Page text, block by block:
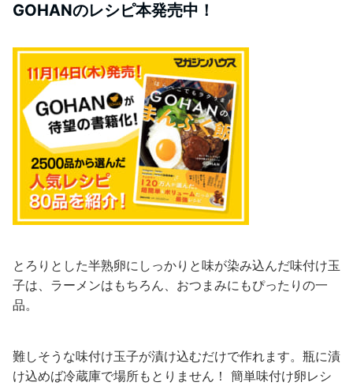
GOHANのレシピ本発売中！
とろりとした半熟卵にしっかりと味が染み込んだ味付け玉
子は、ラーメンはもちろん、おつまみにもぴったりの一
品。
難しそうな味付け玉子が漬け込むだけで作れます。瓶に漬
け込めば冷蔵庫で場所もとりません！ 簡単味付け卵レシ